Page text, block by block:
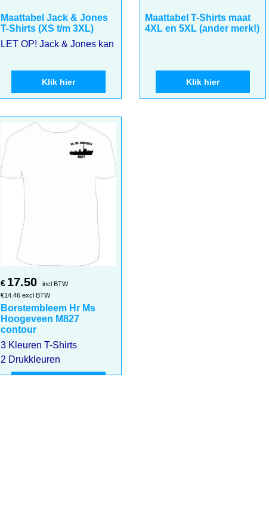
Maattabel Jack & Jones
T-Shirts (XS t/m 3XL)
LET OP! Jack & Jones kan kleiner uitvallen. Meet goed uw maat
Klik hier
Maattabel T-Shirts maat
4XL en 5XL (ander merk!)
Klik hier
€ 17.50
incl BTW
€14.46 excl BTW
Borstembleem Hr Ms
Hoogeveen M827
contour
3 Kleuren T-Shirts
2 Drukkleuren